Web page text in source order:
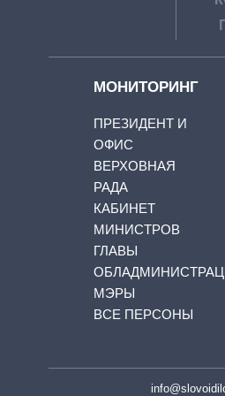
МОНИТОРИНГ
ПРЕЗИДЕНТ И
ОФИС
ВЕРХОВНАЯ
РАДА
КАБИНЕТ
МИНИСТРОВ
ГЛАВЫ
МЭРЫ
ВСЕ ПЕРСОНЫ